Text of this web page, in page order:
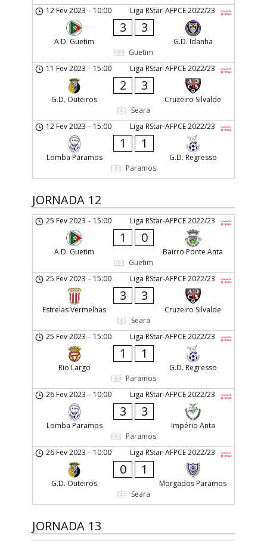
Liga RStar-AFPCE 2022/23
12 Fev 2023 - 10:00
A.D. Guetim
3 3
G.D. Idanha
Guetim
Liga RStar-AFPCE 2022/23
11 Fev 2023 - 15:00
G.D. Outeiros
2 3
Cruzeiro Silvalde
Seara
Liga RStar-AFPCE 2022/23
12 Fev 2023 - 15:00
Lomba Paramos
1 1
G.D. Regresso
Paramos
JORNADA 12
Liga RStar-AFPCE 2022/23
25 Fev 2023 - 15:00
A.D. Guetim
1 0
Bairro Ponte Anta
Guetim
Liga RStar-AFPCE 2022/23
25 Fev 2023 - 15:00
Estrelas Vermelhas
3 3
Cruzeiro Silvalde
Seara
Liga RStar-AFPCE 2022/23
25 Fev 2023 - 15:00
Rio Largo
1 1
G.D. Regresso
Paramos
Liga RStar-AFPCE 2022/23
26 Fev 2023 - 10:00
Lomba Paramos
3 3
Império Anta
Paramos
Liga RStar-AFPCE 2022/23
26 Fev 2023 - 10:00
G.D. Outeiros
0 1
Morgados Paramos
Seara
JORNADA 13